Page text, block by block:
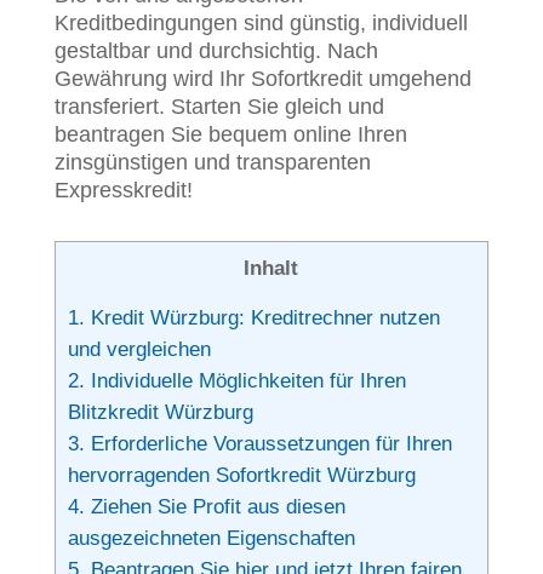
Kreditbedingungen sind günstig, individuell
gestaltbar und durchsichtig. Nach
Gewährung wird Ihr Sofortkredit umgehend
transferiert. Starten Sie gleich und
beantragen Sie bequem online Ihren
zinsgünstigen und transparenten
Expresskredit!
Inhalt
1. Kredit Würzburg: Kreditrechner nutzen
und vergleichen
2. Individuelle Möglichkeiten für Ihren
Blitzkredit Würzburg
3. Erforderliche Voraussetzungen für Ihren
hervorragenden Sofortkredit Würzburg
4. Ziehen Sie Profit aus diesen
ausgezeichneten Eigenschaften